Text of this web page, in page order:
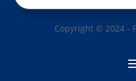
Copyright © 2024 -